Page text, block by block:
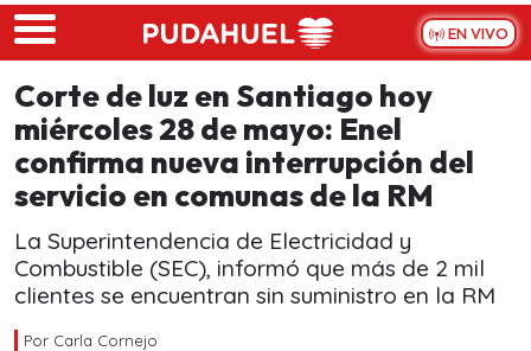
Skip to main content
EN VIVO
Corte de luz en Santiago hoy
miércoles 28 de mayo: Enel
confirma nueva interrupción del
servicio en comunas de la RM
La Superintendencia de Electricidad y
Combustible (SEC), informó que más de 2 mil
clientes se encuentran sin suministro en la RM
Por Carla Cornejo